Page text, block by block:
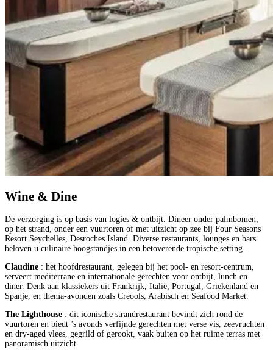
Wine & Dine
De verzorging is op basis van logies & ontbijt. Dineer onder palmbomen,
op het strand, onder een vuurtoren of met uitzicht op zee bij Four Seasons
Resort Seychelles, Desroches Island. Diverse restaurants, lounges en bars
beloven u culinaire hoogstandjes in een betoverende tropische setting.
Claudine : het hoofdrestaurant, gelegen bij het pool‑ en resort‑centrum,
serveert mediterrane en internationale gerechten voor ontbijt, lunch en
diner. Denk aan klassiekers uit Frankrijk, Italië, Portugal, Griekenland en
Spanje, en thema‑avonden zoals Creools, Arabisch en Seafood Market.
The Lighthouse : dit iconische strandrestaurant bevindt zich rond de
vuurtoren en biedt ’s avonds verfijnde gerechten met verse vis, zeevruchten
en dry‑aged vlees, gegrild of gerookt, vaak buiten op het ruime terras met
panoramisch uitzicht.